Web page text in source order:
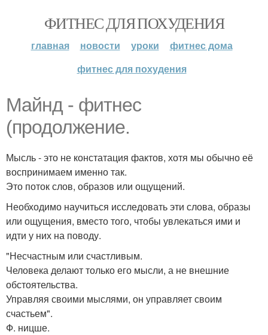
ФИТНЕС ДЛЯ ПОХУДЕНИЯ
главная новости уроки
фитнес дома
фитнес для похудения
Майнд - фитнес
(продолжение.
Мысль - это не констатация фактов, хотя мы обычно её
воспринимаем именно так.
Это поток слов, образов или ощущений.
Необходимо научиться исследовать эти слова, образы
или ощущения, вместо того, чтобы увлекаться ими и
идти у них на поводу.
"Несчастным или счастливым.
Человека делают только его мысли, а не внешние
обстоятельства.
Управляя своими мыслями, он управляет своим
счастьем".
Ф. ницше.